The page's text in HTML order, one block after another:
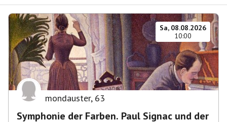
Sa, 08.08.2026
10:00
mondauster, 63
Symphonie der Farben. Paul Signac und der